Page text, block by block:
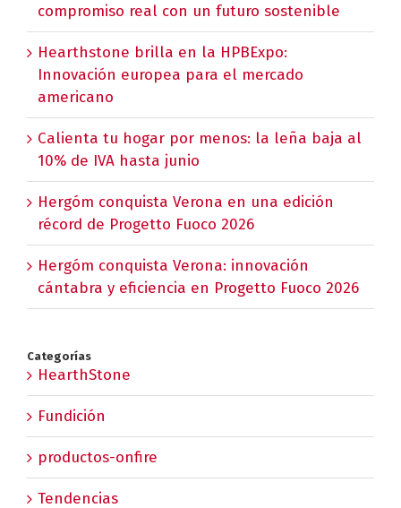
compromiso real con un futuro sostenible
Hearthstone brilla en la HPBExpo:
Innovación europea para el mercado
americano
Calienta tu hogar por menos: la leña baja al
10% de IVA hasta junio
Hergóm conquista Verona en una edición
récord de Progetto Fuoco 2026
Hergóm conquista Verona: innovación
cántabra y eficiencia en Progetto Fuoco 2026
Categorías
HearthStone
Fundición
productos-onfire
Tendencias